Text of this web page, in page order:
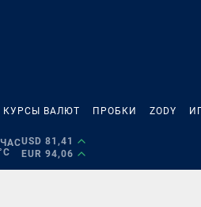
КУРСЫ ВАЛЮТ ПРОБКИ ZODY
USD 81,41
EUR 94,06